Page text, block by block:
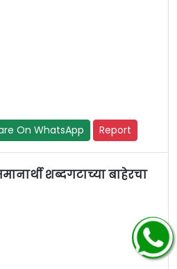
On WhatsApp Report
शब्दगटाच्या बाहेरचा